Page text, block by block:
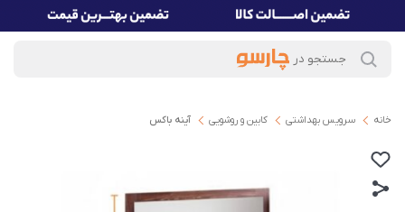
خانه سرویس بهداشتی کابین و روشویی آینه باکس